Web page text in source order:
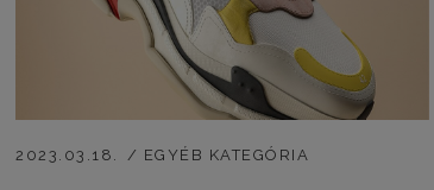
2023.03.18. EGYÉB KATEGÓRIA